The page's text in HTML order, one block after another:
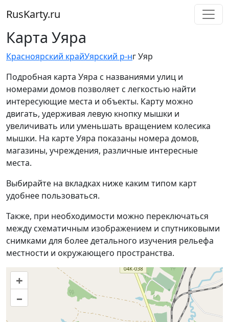
RusKarty.ru
Карта Уяра
Красноярский крайУярский р-нг Уяр
Подробная карта Уяра с названиями улиц и
номерами домов позволяет с легкостью найти
интересующие места и объекты. Карту можно
двигать, удерживая левую кнопку мышки и
увеличивать или уменьшать вращением колесика
мышки. На карте Уяра показаны номера домов,
магазины, учреждения, различные интересные
места.
Выбирайте на вкладках ниже каким типом карт
удобнее пользоваться.
Также, при необходимости можно переключаться
между схематичным изображением и спутниковыми
снимками для более детального изучения рельефа
местности и окружающего пространства.
+
–